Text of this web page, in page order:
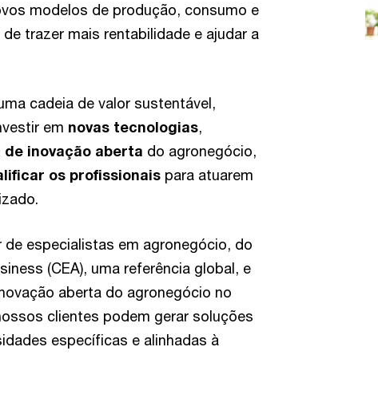
modelos de produção, consumo e
trazer mais rentabilidade e ajudar a
cadeia de valor sustentável,
em novas tecnologias,
inovação aberta do agronegócio,
os profissionais para atuarem
especialistas em agronegócio, do
(CEA), uma referência global, e
aberta do agronegócio no
clientes podem gerar soluções
específicas e alinhadas à